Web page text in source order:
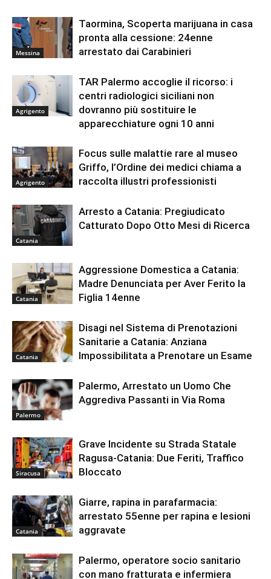
Messina
Taormina, Scoperta marijuana in casa
pronta alla cessione: 24enne
arrestato dai Carabinieri
Agrigento
TAR Palermo accoglie il ricorso: i
centri radiologici siciliani non
dovranno più sostituire le
apparecchiature ogni 10 anni
Agrigento
Focus sulle malattie rare al museo
Griffo, l’Ordine dei medici chiama a
raccolta illustri professionisti
Catania
Arresto a Catania: Pregiudicato
Catturato Dopo Otto Mesi di Ricerca
Catania
Aggressione Domestica a Catania:
Madre Denunciata per Aver Ferito la
Figlia 14enne
Catania
Disagi nel Sistema di Prenotazioni
Sanitarie a Catania: Anziana
Impossibilitata a Prenotare un Esame
Palermo
Palermo, Arrestato un Uomo Che
Aggrediva Passanti in Via Roma
Siracusa
Grave Incidente su Strada Statale
Ragusa-Catania: Due Feriti, Traffico
Bloccato
Catania
Giarre, rapina in parafarmacia:
arrestato 55enne per rapina e lesioni
aggravate
Palermo, operatore socio sanitario
con mano fratturata e infermiera